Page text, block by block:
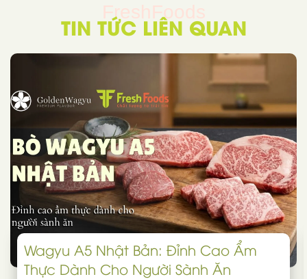
FreshFoods
TIN TỨC LIÊN QUAN
Wagyu A5 Nhật Bản: Đỉnh Cao Ẩm
Thực Dành Cho Người Sành Ăn